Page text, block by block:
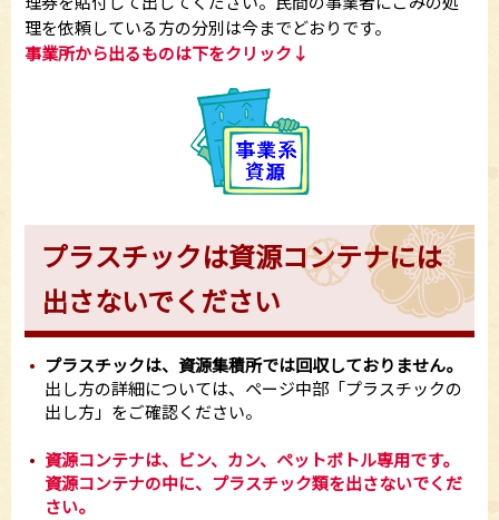
理を依頼している方の分別は今までどおりです。
事業所から出るものは下をクリック↓
プラスチックは資源コンテナには
出さないでください
プラスチックは、資源集積所では回収しておりません。
出し方の詳細については、ページ中部「プラスチックの
出し方」をご確認ください。
資源コンテナは、ビン、カン、ペットボトル専用です。
資源コンテナの中に、プラスチック類を出さないでくだ
さい。